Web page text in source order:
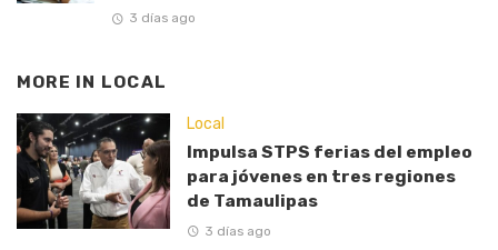
3 días ago
MORE IN LOCAL
Local
Impulsa STPS ferias del empleo
para jóvenes en tres regiones
de Tamaulipas
3 días ago